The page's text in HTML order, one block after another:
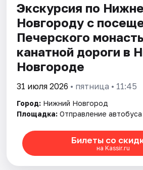
Экскурсия по
Новгороду с
Печерского
канатной дороги в
Новгороде
31 июля 2026 • пятница • 11:45
Город: Нижний Новгород
Площадка: Отправление автобуса
Билеты со
на Kassir.ru